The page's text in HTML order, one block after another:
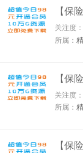
关注度
所属：
关注度
所属：